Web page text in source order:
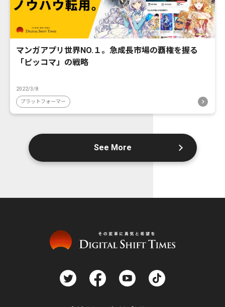
マンガアプリ世界NO.１。急成長市場の覇権を握る
「ピッコマ」の戦略
2022/3/8
プラットフォーマー
See More